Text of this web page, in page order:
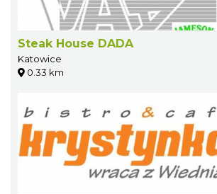
Steak House DADA
Katowice
0.33 km